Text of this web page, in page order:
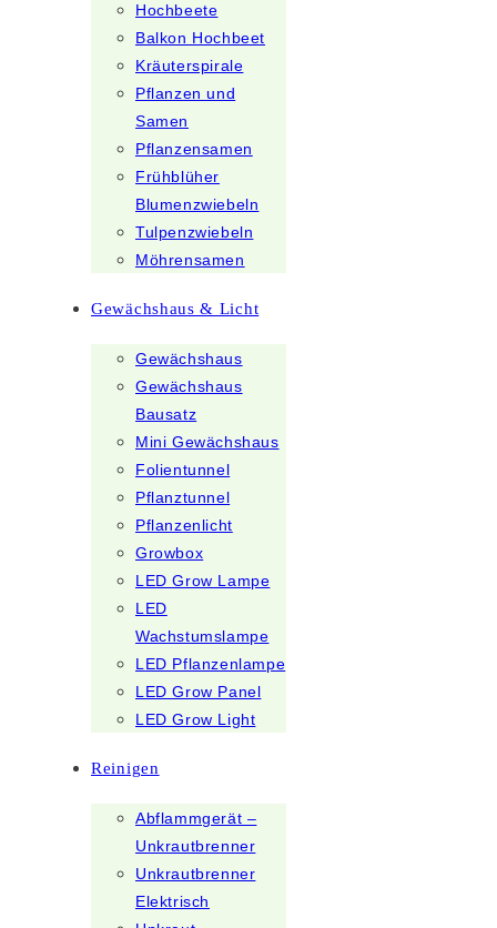
Hochbeete
Balkon Hochbeet
Kräuterspirale
Pflanzen und
Samen
Pflanzensamen
Frühblüher
Blumenzwiebeln
Tulpenzwiebeln
Möhrensamen
Gewächshaus & Licht
Gewächshaus
Gewächshaus
Bausatz
Mini Gewächshaus
Folientunnel
Pflanztunnel
Pflanzenlicht
Growbox
LED Grow Lampe
LED
Wachstumslampe
LED Pflanzenlampe
LED Grow Panel
LED Grow Light
Reinigen
Abflammgerät –
Unkrautbrenner
Unkrautbrenner
Elektrisch